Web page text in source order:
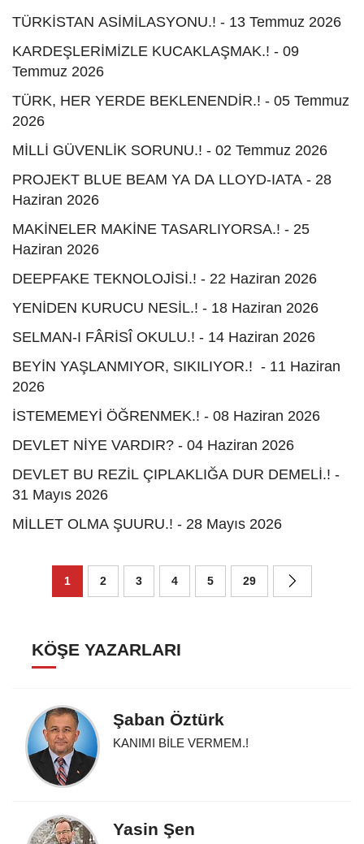
TÜRKİSTAN ASİMİLASYONU.! - 13 Temmuz 2026
KARDEŞLERİMİZLE KUCAKLAŞMAK.! - 09
Temmuz 2026
TÜRK, HER YERDE BEKLENENDİR.! - 05 Temmuz
2026
MİLLİ GÜVENLİK SORUNU.! - 02 Temmuz 2026
PROJEKT BLUE BEAM YA DA LLOYD-IATA - 28
Haziran 2026
MAKİNELER MAKİNE TASARLIYORSA.! - 25
Haziran 2026
DEEPFAKE TEKNOLOJİSİ.! - 22 Haziran 2026
YENİDEN KURUCU NESİL.! - 18 Haziran 2026
SELMAN-I FÂRİSÎ OKULU.! - 14 Haziran 2026
BEYİN YAŞLANMIYOR, SIKILIYOR.! - 11 Haziran
2026
İSTEMEMEYİ ÖĞRENMEK.! - 08 Haziran 2026
DEVLET NİYE VARDIR? - 04 Haziran 2026
DEVLET BU REZİL ÇIPLAKLIĞA DUR DEMELİ.! -
31 Mayıs 2026
MİLLET OLMA ŞUURU.! - 28 Mayıs 2026
1 2 3 4 5 29
KÖŞE YAZARLARI
Şaban Öztürk
KANIMI BİLE VERMEM.!
Yasin Şen